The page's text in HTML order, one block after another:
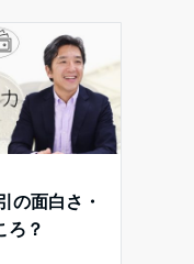
の面白さ・
ろ？